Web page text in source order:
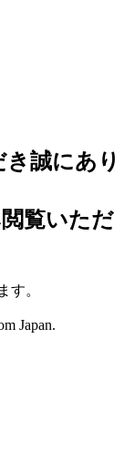
誠にあり
覧いただ
す。
Japan.